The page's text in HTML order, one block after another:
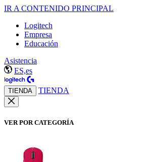
IR A CONTENIDO PRINCIPAL
Logitech
Empresa
Educación
Asistencia
ES,es
TIENDA TIENDA
VER POR CATEGORÍA